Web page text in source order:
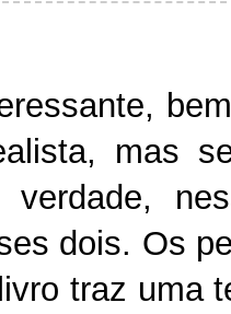
mas
verdade,
dois. Os
traz uma